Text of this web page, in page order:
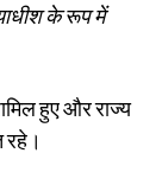
के रूप में
हुए और राज्य
रहे।